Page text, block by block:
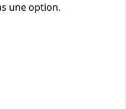
une option.